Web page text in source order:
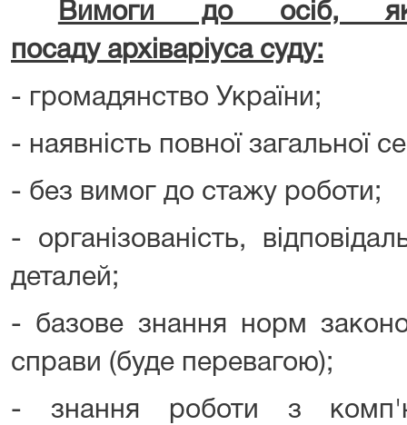
Вимоги до осіб,
посаду архіваріуса суду:
- громадянство України;
- наявність повної загальної
- без вимог до стажу роботи;
- організованість,
деталей;
- базове знання норм
справи (буде перевагою);
- знання роботи з